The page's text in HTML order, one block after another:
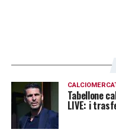
Tabellone
LIVE: i